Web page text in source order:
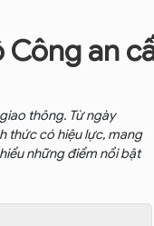
Công an
thông. Từ ngày
thức có hiệu lực, mang
những điểm nổi bật